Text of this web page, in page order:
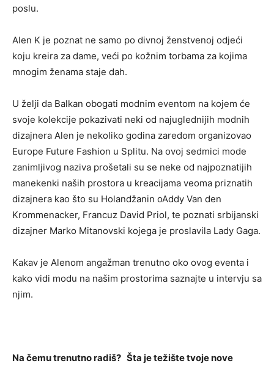
poslu.
Alen K je poznat ne samo po divnoj ženstvenoj odjeći
koju kreira za dame, veći po kožnim torbama za kojima
mnogim ženama staje dah.
U želji da Balkan obogati modnim eventom na kojem će
svoje kolekcije pokazivati neki od najuglednijih modnih
dizajnera Alen je nekoliko godina zaredom organizovao
Europe Future Fashion u Splitu. Na ovoj sedmici mode
zanimljivog naziva prošetali su se neke od najpoznatijih
manekenki naših prostora u kreacijama veoma priznatih
dizajnera kao što su Holandžanin oAddy Van den
Krommenacker, Francuz David Priol, te poznati srbijanski
dizajner Marko Mitanovski kojega je proslavila Lady Gaga.
Kakav je Alenom angažman trenutno oko ovog eventa i
kako vidi modu na našim prostorima saznajte u intervju sa
njim.
Na čemu trenutno radiš? Šta je težište tvoje nove